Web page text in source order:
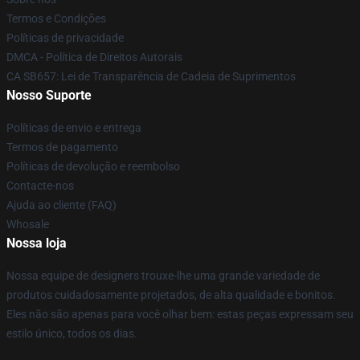
Termos e Condições
Políticas de privacidade
DMCA - Política de Direitos Autorais
CA SB657: Lei de Transparência de Cadeia de Suprimentos
Nosso Suporte
Políticas de envio e entrega
Termos de pagamento
Políticas de devolução e reembolso
Contacte-nos
Ajuda ao cliente (FAQ)
Whosale
Nossa loja
Nossa equipe de designers trouxe-lhe uma grande variedade de
produtos cuidadosamente projetados, de alta qualidade e bonitos.
Eles não são apenas para você olhar bem: estas peças expressam seu
estilo único, todos os dias.